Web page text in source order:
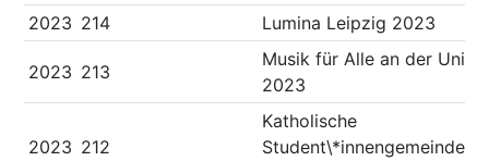
2023 214 Lumina Leipzig 2023
2023 213
Musik für Alle an der Uni
2023
2023 212
Katholische
Student\*innengemeinde